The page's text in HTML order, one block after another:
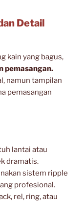
Detail
kain yang bagus,
pemasangan.
namun tampilan
pemasangan
lantai atau
dramatis.
sistem ripple
profesional.
rel, ring, atau